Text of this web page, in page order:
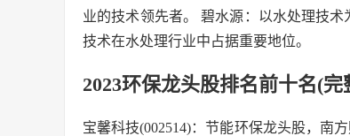
业的技术领先者。 碧水源：以水处理技
技术在水处理行业中占据重要地位。
2023环保龙头股排名前十名(完
宝馨科技(002514)：节能环保龙头股，南